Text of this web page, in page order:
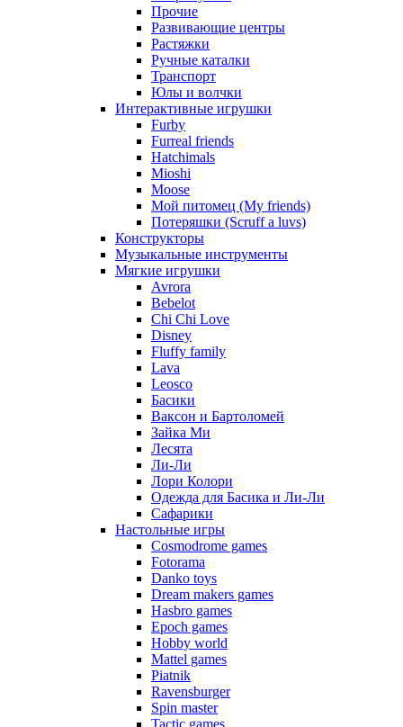
Прочие
Развивающие центры
Растяжки
Ручные каталки
Транспорт
Юлы и волчки
Интерактивные игрушки
Furby
Furreal friends
Hatchimals
Mioshi
Moose
Мой питомец (My friends)
Потеряшки (Scruff a luvs)
Конструкторы
Музыкальные инструменты
Мягкие игрушки
Avrora
Bebelot
Chi Chi Love
Disney
Fluffy family
Lava
Leosco
Басики
Ваксон и Бартоломей
Зайка Ми
Лесята
Ли-Ли
Лори Колори
Одежда для Басика и Ли-Ли
Сафарики
Настольные игры
Cosmodrome games
Fotorama
Danko toys
Dream makers games
Hasbro games
Epoch games
Hobby world
Mattel games
Piatnik
Ravensburger
Spin master
Tactic games